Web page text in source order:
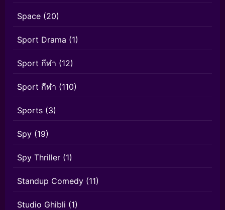
Space (20)
Sport Drama (1)
Sport กีฬา (12)
Sport กีฬา (110)
Sports (3)
Spy (19)
Spy Thriller (1)
Standup Comedy (11)
Studio Ghibli (1)